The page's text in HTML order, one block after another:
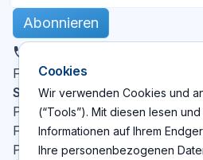
Abonnieren
Folgen Sie uns
Seiten
Patent Cockpit
Funktionen
Preise
Cookies
Wir verwenden Cookies und
(“Tools”). Mit diesen lesen
Informationen auf Ihrem
Ihre personenbezogenen